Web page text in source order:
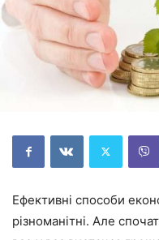
Ефективні способи
різноманітні. Але